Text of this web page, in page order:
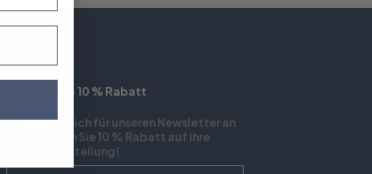
Erhalten Sie 10 % Rabatt
Melden Sie sich für unseren Newsletter an
und erhalten Sie 10 % Rabatt auf Ihre
nächste Bestellung!